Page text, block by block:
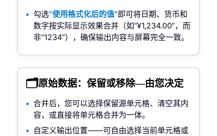
勾选“使用格式化后的值”即可将日期、货币和
数字按实际显示效果合并（如“¥1,234.00”，而
非“1234”），确保输出内容与屏幕完全一致。
🗂️原始数据：保留或移除—由您决定
合并后，您可以选择保留源单元格、清空其内
容，或直接将单元格合并为一体。
自定义输出位置——可自由选择当前单元格或